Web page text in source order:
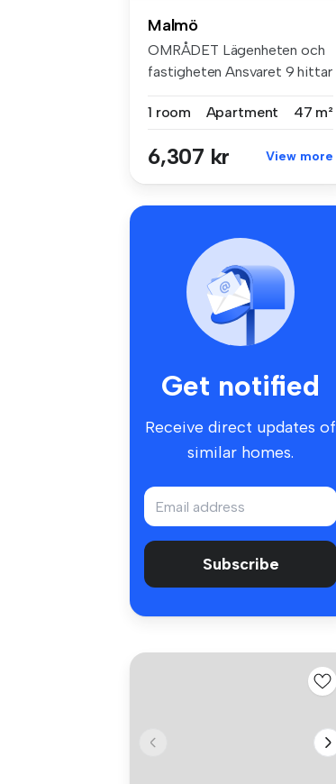
Malmö
OMRÅDET Lägenheten och
fastigheten Ansvaret 9 hittar
1 room
Apartment 47 m²
6,307 kr View more
Get notified
Receive direct updates of
similar homes.
Subscribe